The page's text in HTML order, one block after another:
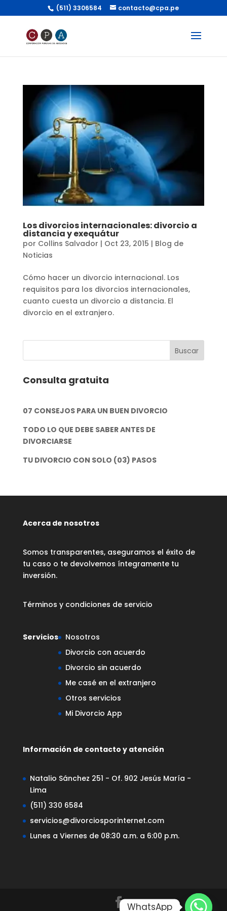
(511) 3306584 contacto@cpa.pe
Los divorcios internacionales: divorcio a
distancia y exequátur
por Collins Salvador | Oct 23, 2015 | Blog de
Noticias
Cómo hacer un divorcio internacional. Los
requisitos para los divorcios internacionales,
cuanto cuesta un divorcio a distancia. El
divorcio en el extranjero.
Consulta gratuita
07 CONSEJOS PARA UN BUEN DIVORCIO
TODO LO QUE DEBE SABER ANTES DE
DIVORCIARSE
TU DIVORCIO CON SOLO (03) PASOS
Acerca de nosotros
Somos transparentes, aseguramos el éxito de
tu caso o te devolvemos íntegramente tu
inversión.
Términos y condiciones de servicio
Servicios
Nosotros
Divorcio con acuerdo
Divorcio sin acuerdo
Me casé en el extranjero
Otros servicios
Mi Divorcio App
Información de contacto y atención
Natalio Sánchez 251 - Of. 902 Jesús María -
Lima
(511) 330 6584
servicios@divorciosporinternet.com
Lunes a Viernes de 08:30 a.m. a 6:00 p.m.
WhatsApp